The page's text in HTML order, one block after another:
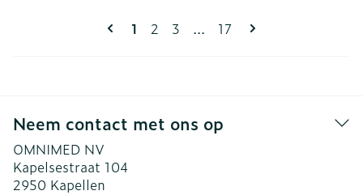
Pagina's
U lees momenteel pagina
1 Pagina
2 Pagina
3 ... Pagina
17
Neem contact met ons op
OMNIMED NV
Kapelsestraat 104
2950 Kapellen